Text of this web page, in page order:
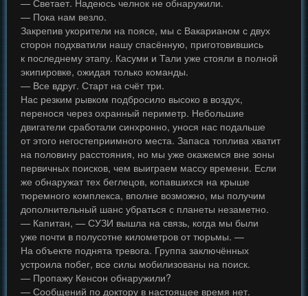
— Светает. Надеюсь челнок не обнаружили.
— Пока нам везло.
Закрепив укорители на поясе, мы с Вакарианом с двух
сторон подхватили нашу спасённую, приготовившись
к последнему этапу. Касуми и Тали уже стояли в полной
экипировке, ожидая только команды.
— Все вдруг. Старт на счёт три.
Нас резким рывком подбросило высоко в воздух,
перенося через охранный периметр. Небольшие
двигатели сработали синхронно, унося нас подальше
от этого негостеприимного места. Запаса топлива хватит
на половину расстояния, но мы уже окажемся вне зоны
первичных поисков, чем выиграем массу времени. Если
же обнаружат тех беглецов, копавшихся на крыше
тюремного комплекса, вполне возможно, мы получим
дополнительный шанс убраться с планеты незаметно.
— Капитан, — СУЗИ вышла на связь, когда мы были
уже почти в полусотне километров от тюрьмы. —
На объекте поднята тревога. Группа заключённых
устроила побег, все силы мобилизованы на поиск.
— Пропажу Кенсон обнаружили?
— Сообщений по доктору в настоящее время нет.